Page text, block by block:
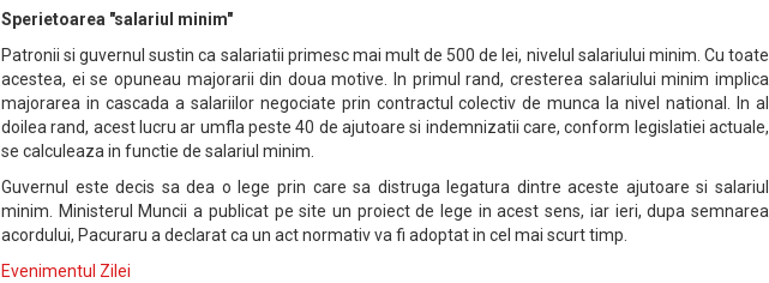
Sperietoarea "salariul minim"
Patronii si guvernul sustin ca salariatii primesc mai mult de 500 de lei, nivelul salariului minim. Cu toate
acestea, ei se opuneau majorarii din doua motive. In primul rand, cresterea salariului minim implica
majorarea in cascada a salariilor negociate prin contractul colectiv de munca la nivel national. In al
doilea rand, acest lucru ar umfla peste 40 de ajutoare si indemnizatii care, conform legislatiei actuale,
se calculeaza in functie de salariul minim.
Guvernul este decis sa dea o lege prin care sa distruga legatura dintre aceste ajutoare si salariul
minim. Ministerul Muncii a publicat pe site un proiect de lege in acest sens, iar ieri, dupa semnarea
acordului, Pacuraru a declarat ca un act normativ va fi adoptat in cel mai scurt timp.
Evenimentul Zilei